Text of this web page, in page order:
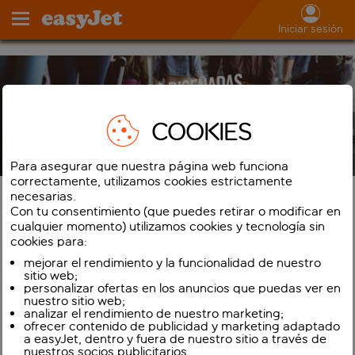
Iniciar sesión
A través de nuestroscanales
aprobados
y paquetes para los clientes que
reservan con su socio de servicios
turísticos preferido (agencia de
viajes, empresa de gestión de viajes
o herramienta de reservas en línea),
tal y como se muestra a
COOKIES
Para asegurar que nuestra página web funciona
correctamente, utilizamos cookies estrictamente
necesarias.
Con tu consentimiento (que puedes retirar o modificar en
cualquier momento) utilizamos cookies y tecnología sin
cookies para:
mejorar el rendimiento y la funcionalidad de nuestro
sitio web;
personalizar ofertas en los anuncios que puedas ver en
nuestro sitio web;
analizar el rendimiento de nuestro marketing;
ofrecer contenido de publicidad y marketing adaptado
a easyJet, dentro y fuera de nuestro sitio a través de
nuestros socios publicitarios.